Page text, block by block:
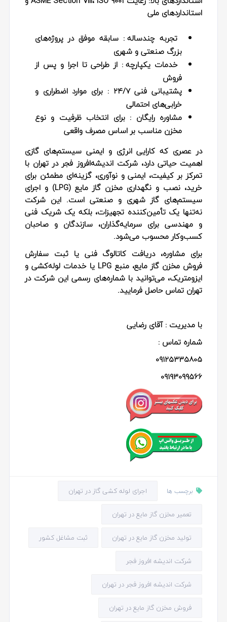
استانداردهای ملی
تجربه چندساله: سابقه موفق در پروژه‌های
بزرگ صنعتی و شهری
خدمات یکپارچه: از طراحی تا اجرا و پس از
فروش
پشتیبانی فنی ۲۴/۷ :
برای موارد اضطراری و
خرابی‌های احتمالی
مشاوره رایگان : برای انتخاب ظرفیت و نوع
مخزن مناسب بر اساس مصرف واقعی
در عصری که کارایی انرژی و ایمنی سیستم‌های گازی
اهمیت حیاتی دارد، شرکت اندیشه‌افروز فجر در تهران با
تمرکز بر کیفیت، ایمنی و نوآوری، گزینه‌ای مطمئن برای
خرید، نصب و نگهداری مخزن گاز مایع (LPG) و اجرای
سیستم‌های گاز شهری و صنعتی است. این شرکت
نه‌تنها یک تأمین‌کننده تجهیزات، بلکه یک شریک فنی
و مهندسی برای سرمایه‌گذاران، سازندگان و صاحبان
کسب‌وکار محسوب می‌شود.
برای مشاوره، دریافت کاتالوگ فنی یا ثبت سفارش
فروش مخزن گاز مایع، منبع LPG یا خدمات لوله‌کشی و
ایزومتریک، می‌توانید با شماره‌های رسمی این شرکت در
تهران تماس حاصل فرمایید.
با مدیریت : آقای رضایی
شماره تماس :
09125335805
09193099566
برچسب ها اجرای لوله کشی گاز در تهران
تعمیر مخزن گاز مایع در تهران
تولید مخزن گاز مایع در تهران ثبت مشاغل کشور
شرکت اندیشه افروز فجر
شرکت اندیشه افروز فجر در تهران
فروش مخزن گاز مایع در تهران